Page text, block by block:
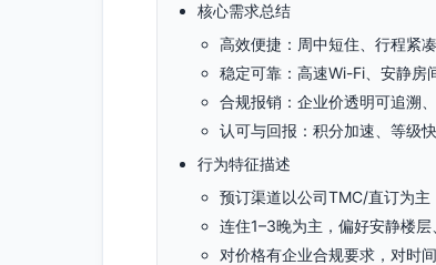
核心需求总结
高效便捷：周中短住、行程紧
稳定可靠：高速Wi-Fi、安静房
合规报销：企业价透明可追溯
认可与回报：积分加速、等级
行为特征描述
预订渠道以公司TMC/直订为主
连住1–3晚为主，偏好安静楼
对价格有企业合规要求，对时